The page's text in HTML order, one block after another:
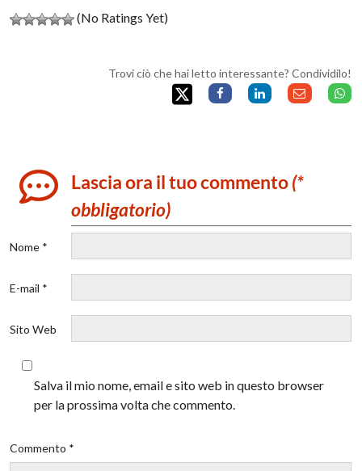
(No Ratings Yet)
Trovi ciò che hai letto interessante? Condividilo!
Lascia ora il tuo commento(*
obbligatorio)
Nome *
E-mail *
Sito Web
Salva il mio nome, email e sito web in questo browser
per la prossima volta che commento.
Commento *